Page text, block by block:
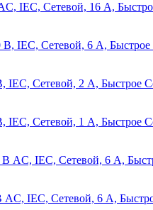
IEC, Сетевой, 16 А,
IEC, Сетевой, 6 А,
IEC, Сетевой, 2 А, Быстрое
IEC, Сетевой, 1 А, Быстрое
AC, IEC, Сетевой, 6 А,
IEC, Сетевой, 6 А,